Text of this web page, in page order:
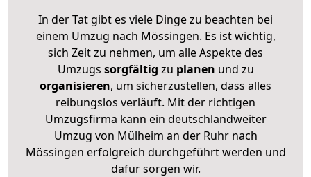
In der Tat gibt es viele Dinge zu beachten bei
einem Umzug nach Mössingen. Es ist wichtig,
sich Zeit zu nehmen, um alle Aspekte des
Umzugs sorgfältig zu planen und zu
organisieren, um sicherzustellen, dass alles
reibungslos verläuft. Mit der richtigen
Umzugsfirma kann ein deutschlandweiter
Umzug von Mülheim an der Ruhr nach
Mössingen erfolgreich durchgeführt werden und
dafür sorgen wir.